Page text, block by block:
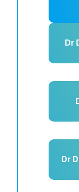
Dr
Dr